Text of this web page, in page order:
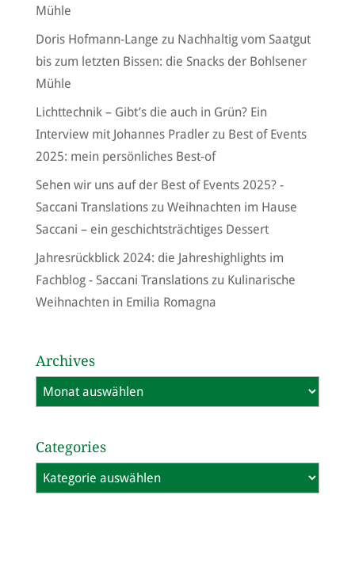
Mühle
Doris Hofmann-Lange zu Nachhaltig vom Saatgut
bis zum letzten Bissen: die Snacks der Bohlsener
Mühle
Lichttechnik – Gibt’s die auch in Grün? Ein
Interview mit Johannes Pradlerzu Best of Events
2025: mein persönliches Best-of
Sehen wir uns auf der Best of Events 2025? -
Saccani Translationszu Weihnachten im Hause
Saccani – ein geschichtsträchtiges Dessert
Jahresrückblick 2024: die Jahreshighlights im
Fachblog - Saccani Translationszu Kulinarische
Weihnachten in Emilia Romagna
Archives
Archives
Categories
Categories